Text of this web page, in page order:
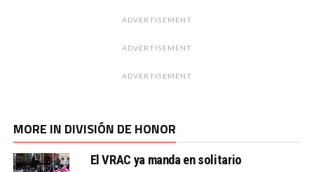
ADVERTISEMENT
ADVERTISEMENT
ADVERTISEMENT
MORE IN DIVISIÓN DE HONOR
El VRAC ya manda en solitario